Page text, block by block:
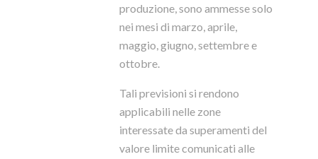
produzione, sono ammesse solo
nei mesi di marzo, aprile,
maggio, giugno, settembre e
ottobre.
Tali previsioni si rendono
applicabili nelle zone
interessate da superamenti del
valore limite comunicati alle